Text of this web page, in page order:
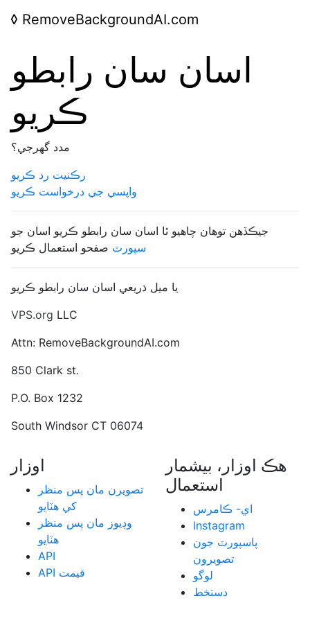
◊ RemoveBackgroundAI.com
اسان سان رابطو
ڪريو
مدد گهرجي؟
رڪنيت رد ڪريو
واپسي جي درخواست ڪريو
جيڪڏھن توھان چاھيو ٿا اسان سان رابطو ڪريو اسان جو
سپورٽ صفحو استعمال ڪريو
يا ميل ذريعي اسان سان رابطو ڪريو
VPS.org LLC
Attn: RemoveBackgroundAI.com
850 Clark st.
P.O. Box 1232
South Windsor CT 06074
اوزار
تصويرن مان پس منظر
کي هٽايو
وڊيوز مان پس منظر
هٽايو
API
API قيمت
هڪ اوزار، بيشمار
استعمال
اي- ڪامرس
Instagram
پاسپورٽ جون
تصويرون
لوگو
دستخط